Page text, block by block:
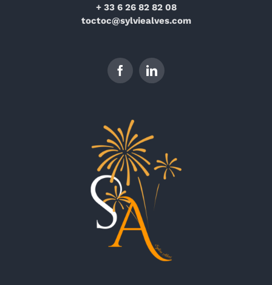
+ 33 6 26 82 82 08
toctoc@sylviealves.com